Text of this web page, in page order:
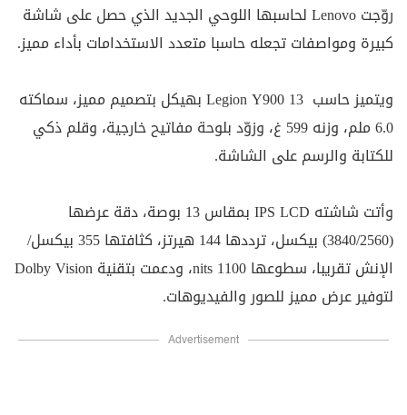
روّجت Lenovo لحاسبها اللوحي الجديد الذي حصل على شاشة
كبيرة ومواصفات تجعله حاسبا متعدد الاستخدامات بأداء مميز.
ويتميز حاسب Legion Y900 13 بهيكل بتصميم مميز، سماكته
6.0 ملم، وزنه 599 غ، وزوّد بلوحة مفاتيح خارجية، وقلم ذكي
للكتابة والرسم على الشاشة.
وأتت شاشته IPS LCD بمقاس 13 بوصة، دقة عرضها
(3840/2560) بيكسل، ترددها 144 هيرتز، كثافتها 355 بيكسل/
الإنش تقريبا، سطوعها 1100 nits، ودعمت بتقنية Dolby Vision
لتوفير عرض مميز للصور والفيديوهات.
Advertisement